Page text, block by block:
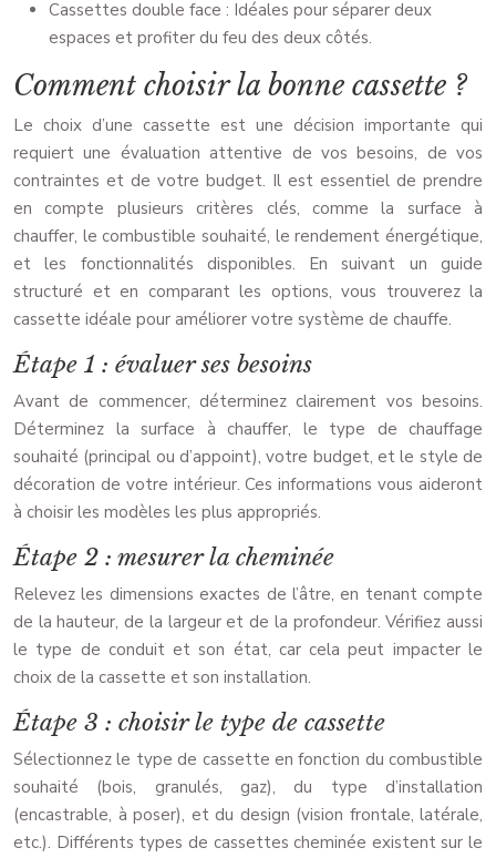
Cassettes double face : Idéales pour séparer deux
espaces et profiter du feu des deux côtés.
Comment choisir la bonne cassette ?
Le choix d’une cassette est une décision importante qui
requiert une évaluation attentive de vos besoins, de vos
contraintes et de votre budget. Il est essentiel de prendre
en compte plusieurs critères clés, comme la surface à
chauffer, le combustible souhaité, le rendement énergétique,
et les fonctionnalités disponibles. En suivant un guide
structuré et en comparant les options, vous trouverez la
cassette idéale pour améliorer votre système de chauffe.
Étape 1 : évaluer ses besoins
Avant de commencer, déterminez clairement vos besoins.
Déterminez la surface à chauffer, le type de chauffage
souhaité (principal ou d’appoint), votre budget, et le style de
décoration de votre intérieur. Ces informations vous aideront
à choisir les modèles les plus appropriés.
Étape 2 : mesurer la cheminée
Relevez les dimensions exactes de l’âtre, en tenant compte
de la hauteur, de la largeur et de la profondeur. Vérifiez aussi
le type de conduit et son état, car cela peut impacter le
choix de la cassette et son installation.
Étape 3 : choisir le type de cassette
Sélectionnez le type de cassette en fonction du combustible
souhaité (bois, granulés, gaz), du type d’installation
(encastrable, à poser), et du design (vision frontale, latérale,
etc.). Différents types de cassettes cheminée existent sur le